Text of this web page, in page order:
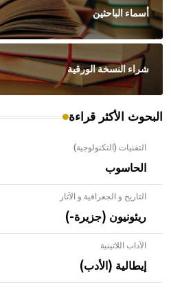
أسماء الباحثين
شراء النسخة الورقية
البحوث الأكثر قراءة
التقنيات (التكنولوجية)
الحاسوب
التاريخ و الجغرافية و الآثار
ريئونيون (جزيرة-)
الآداب اللاتينية
إيطالية (الأدب)